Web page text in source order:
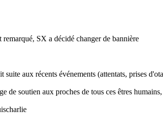
SX a décidé changer de bannière
suite aux récents événements (attentats, prises
de soutien aux proches de tous ces êtres